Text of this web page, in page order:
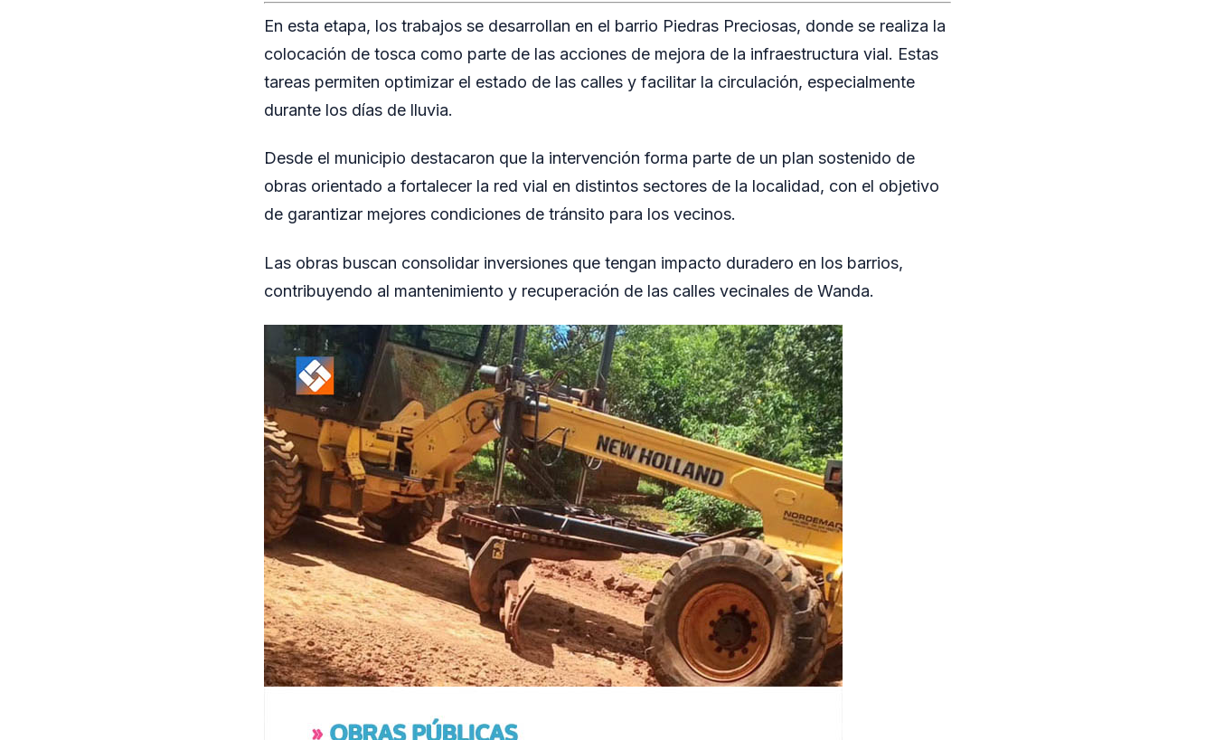
En esta etapa, los trabajos se desarrollan en el barrio Piedras Preciosas, donde se realiza la
colocación de tosca como parte de las acciones de mejora de la infraestructura vial. Estas
tareas permiten optimizar el estado de las calles y facilitar la circulación, especialmente
durante los días de lluvia.
Desde el municipio destacaron que la intervención forma parte de un plan sostenido de
obras orientado a fortalecer la red vial en distintos sectores de la localidad, con el objetivo
de garantizar mejores condiciones de tránsito para los vecinos.
Las obras buscan consolidar inversiones que tengan impacto duradero en los barrios,
contribuyendo al mantenimiento y recuperación de las calles vecinales de Wanda.